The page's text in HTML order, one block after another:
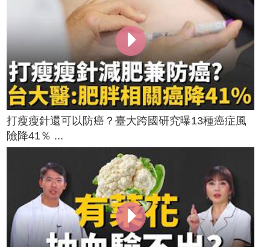
打瘦瘦針還可以防癌？臺大跨國研究曝13種癌症風
險降41％ ...